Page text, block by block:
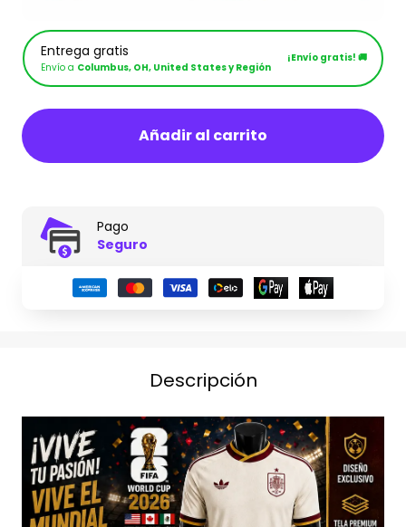
Entrega gratis
Envío a Columbus, OH, United States y Región
¡Envío gratis! 🚚
Añadir al carrito
Pago
Seguro
Descripción